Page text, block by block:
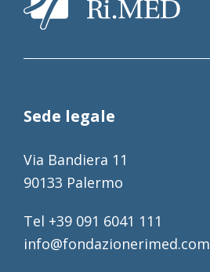
Sede legale
Via Bandiera 11
90133 Palermo
Tel +39 091 6041 111
info@fondazionerimed.com